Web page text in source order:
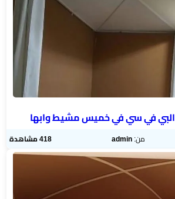
في سي في خميس مشيط وابها
من:admin 418 مشاهدة